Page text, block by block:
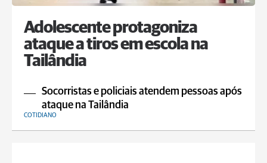
Adolescente protagoniza
ataque a tiros em escola na
Tailândia
Socorristas e policiais atendem pessoas após
ataque na Tailândia
COTIDIANO